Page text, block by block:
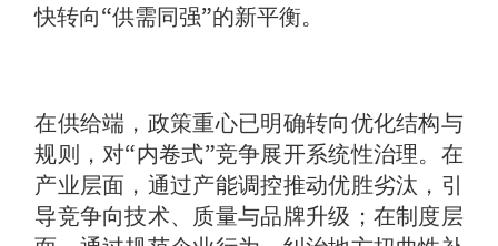
快转向“供需同强”的新平衡。
在供给端，政策重心已明确转向优化结构与
规则，对“内卷式”竞争展开系统性治理。在
产业层面，通过产能调控推动优胜劣汰，引
导竞争向技术、质量与品牌升级；在制度层